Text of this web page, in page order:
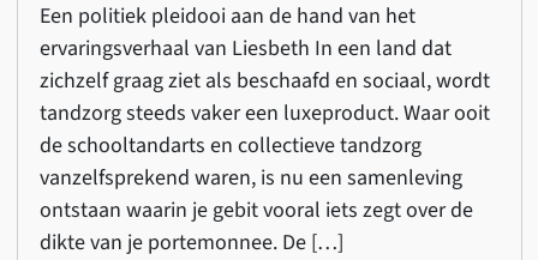
Een politiek pleidooi aan de hand van het
ervaringsverhaal van Liesbeth In een land dat
zichzelf graag ziet als beschaafd en sociaal, wordt
tandzorg steeds vaker een luxeproduct. Waar ooit
de schooltandarts en collectieve tandzorg
vanzelfsprekend waren, is nu een samenleving
ontstaan waarin je gebit vooral iets zegt over de
dikte van je portemonnee. De […]